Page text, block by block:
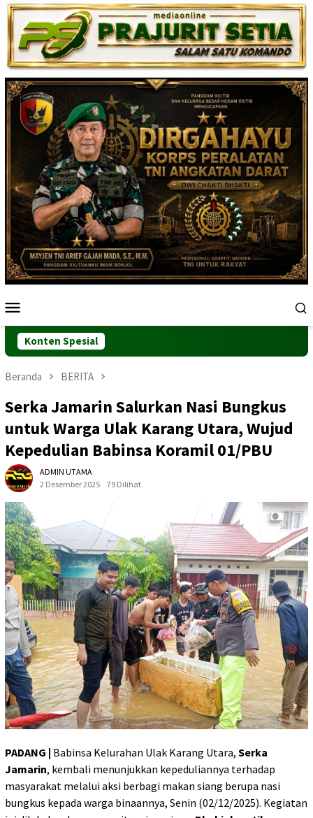
Loncat
ke
konten
Mobile
Konten Spesial
Beranda BERITA
Serka Jamarin Salurkan Nasi Bungkus
untuk Warga Ulak Karang Utara, Wujud
Kepedulian Babinsa Koramil 01/PBU
ADMIN UTAMA
2 Desember 2025
79 Dilihat
PADANG | Babinsa Kelurahan Ulak Karang Utara, Serka
Jamarin, kembali menunjukkan kepeduliannya terhadap
masyarakat melalui aksi berbagi makan siang berupa nasi
bungkus kepada warga binaannya, Senin (02/12/2025). Kegiatan